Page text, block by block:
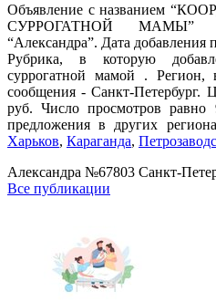
Объявление с названием
СУРРОГАТНОЙ МАМЫ”
“Александра”. Дата
Рубрика, в которую
суррогатной мамой . Регион,
сообщения - Санкт-Петербург.
руб. Число просмотров
предложения в других
Харьков, Караганда,
Александра №67803 Санкт-
Все публикации